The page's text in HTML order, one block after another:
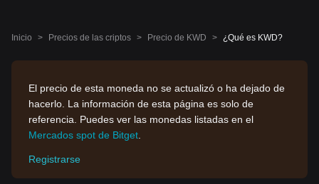
Inicio > Precios de las criptos > Precio de KWD > ¿Qué es KWD?
El precio de esta moneda no se actualizó o ha dejado de
hacerlo. La información de esta página es solo de
referencia. Puedes ver las monedas listadas en el
Mercados spot de Bitget
Registrarse